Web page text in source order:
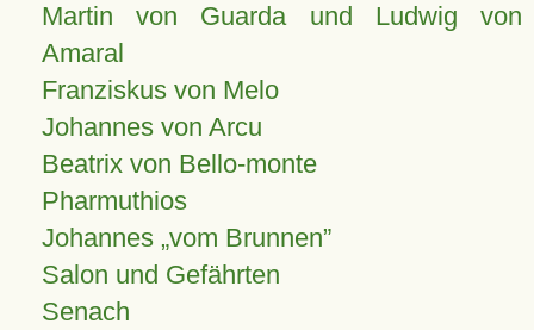
Martin von Guarda und Ludwig von
Amaral
Franziskus von Melo
Johannes von Arcu
Beatrix von Bello-monte
Pharmuthios
Johannes vom Brunnen
Salon und Gefährten
Senach